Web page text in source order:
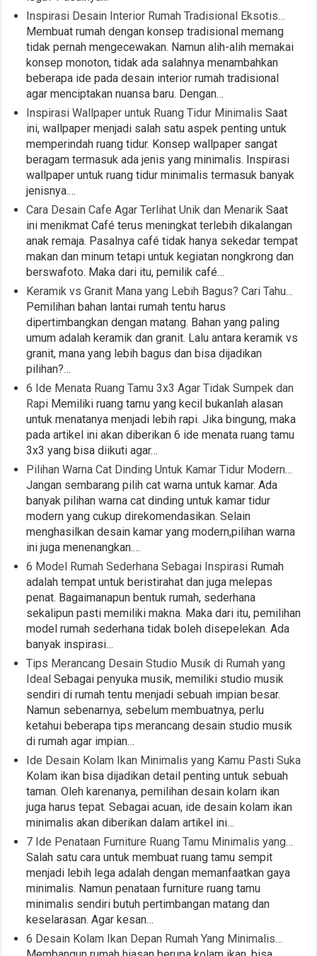
Inspirasi Desain Interior Rumah Tradisional Eksotis…
Membuat rumah dengan konsep tradisional memang
tidak pernah mengecewakan. Namun alih-alih memakai
konsep monoton, tidak ada salahnya menambahkan
beberapa ide pada desain interior rumah tradisional
agar menciptakan nuansa baru. Dengan…
Inspirasi Wallpaper untuk Ruang Tidur Minimalis Saat
ini, wallpaper menjadi salah satu aspek penting untuk
memperindah ruang tidur. Konsep wallpaper sangat
beragam termasuk ada jenis yang minimalis. Inspirasi
wallpaper untuk ruang tidur minimalis termasuk banyak
jenisnya.…
Cara Desain Cafe Agar Terlihat Unik dan Menarik Saat
ini menikmat Café terus meningkat terlebih dikalangan
anak remaja. Pasalnya café tidak hanya sekedar tempat
makan dan minum tetapi untuk kegiatan nongkrong dan
berswafoto. Maka dari itu, pemilik café…
Keramik vs Granit Mana yang Lebih Bagus? Cari Tahu…
Pemilihan bahan lantai rumah tentu harus
dipertimbangkan dengan matang. Bahan yang paling
umum adalah keramik dan granit. Lalu antara keramik vs
granit, mana yang lebih bagus dan bisa dijadikan
pilihan?…
6 Ide Menata Ruang Tamu 3x3 Agar Tidak Sumpek dan
Rapi Memiliki ruang tamu yang kecil bukanlah alasan
untuk menatanya menjadi lebih rapi. Jika bingung, maka
pada artikel ini akan diberikan 6 ide menata ruang tamu
3x3 yang bisa diikuti agar…
Pilihan Warna Cat Dinding Untuk Kamar Tidur Modern…
Jangan sembarang pilih cat warna untuk kamar. Ada
banyak pilihan warna cat dinding untuk kamar tidur
modern yang cukup direkomendasikan. Selain
menghasilkan desain kamar yang modern,pilihan warna
ini juga menenangkan.…
6 Model Rumah Sederhana Sebagai Inspirasi Rumah
adalah tempat untuk beristirahat dan juga melepas
penat. Bagaimanapun bentuk rumah, sederhana
sekalipun pasti memiliki makna. Maka dari itu, pemilihan
model rumah sederhana tidak boleh disepelekan. Ada
banyak inspirasi…
Tips Merancang Desain Studio Musik di Rumah yang
Ideal Sebagai penyuka musik, memiliki studio musik
sendiri di rumah tentu menjadi sebuah impian besar.
Namun sebenarnya, sebelum membuatnya, perlu
ketahui beberapa tips merancang desain studio musik
di rumah agar impian…
Ide Desain Kolam Ikan Minimalis yang Kamu Pasti Suka
Kolam ikan bisa dijadikan detail penting untuk sebuah
taman. Oleh karenanya, pemilihan desain kolam ikan
juga harus tepat. Sebagai acuan, ide desain kolam ikan
minimalis akan diberikan dalam artikel ini…
7 Ide Penataan Furniture Ruang Tamu Minimalis yang…
Salah satu cara untuk membuat ruang tamu sempit
menjadi lebih lega adalah dengan memanfaatkan gaya
minimalis. Namun penataan furniture ruang tamu
minimalis sendiri butuh pertimbangan matang dan
keselarasan. Agar kesan…
6 Desain Kolam Ikan Depan Rumah Yang Minimalis…